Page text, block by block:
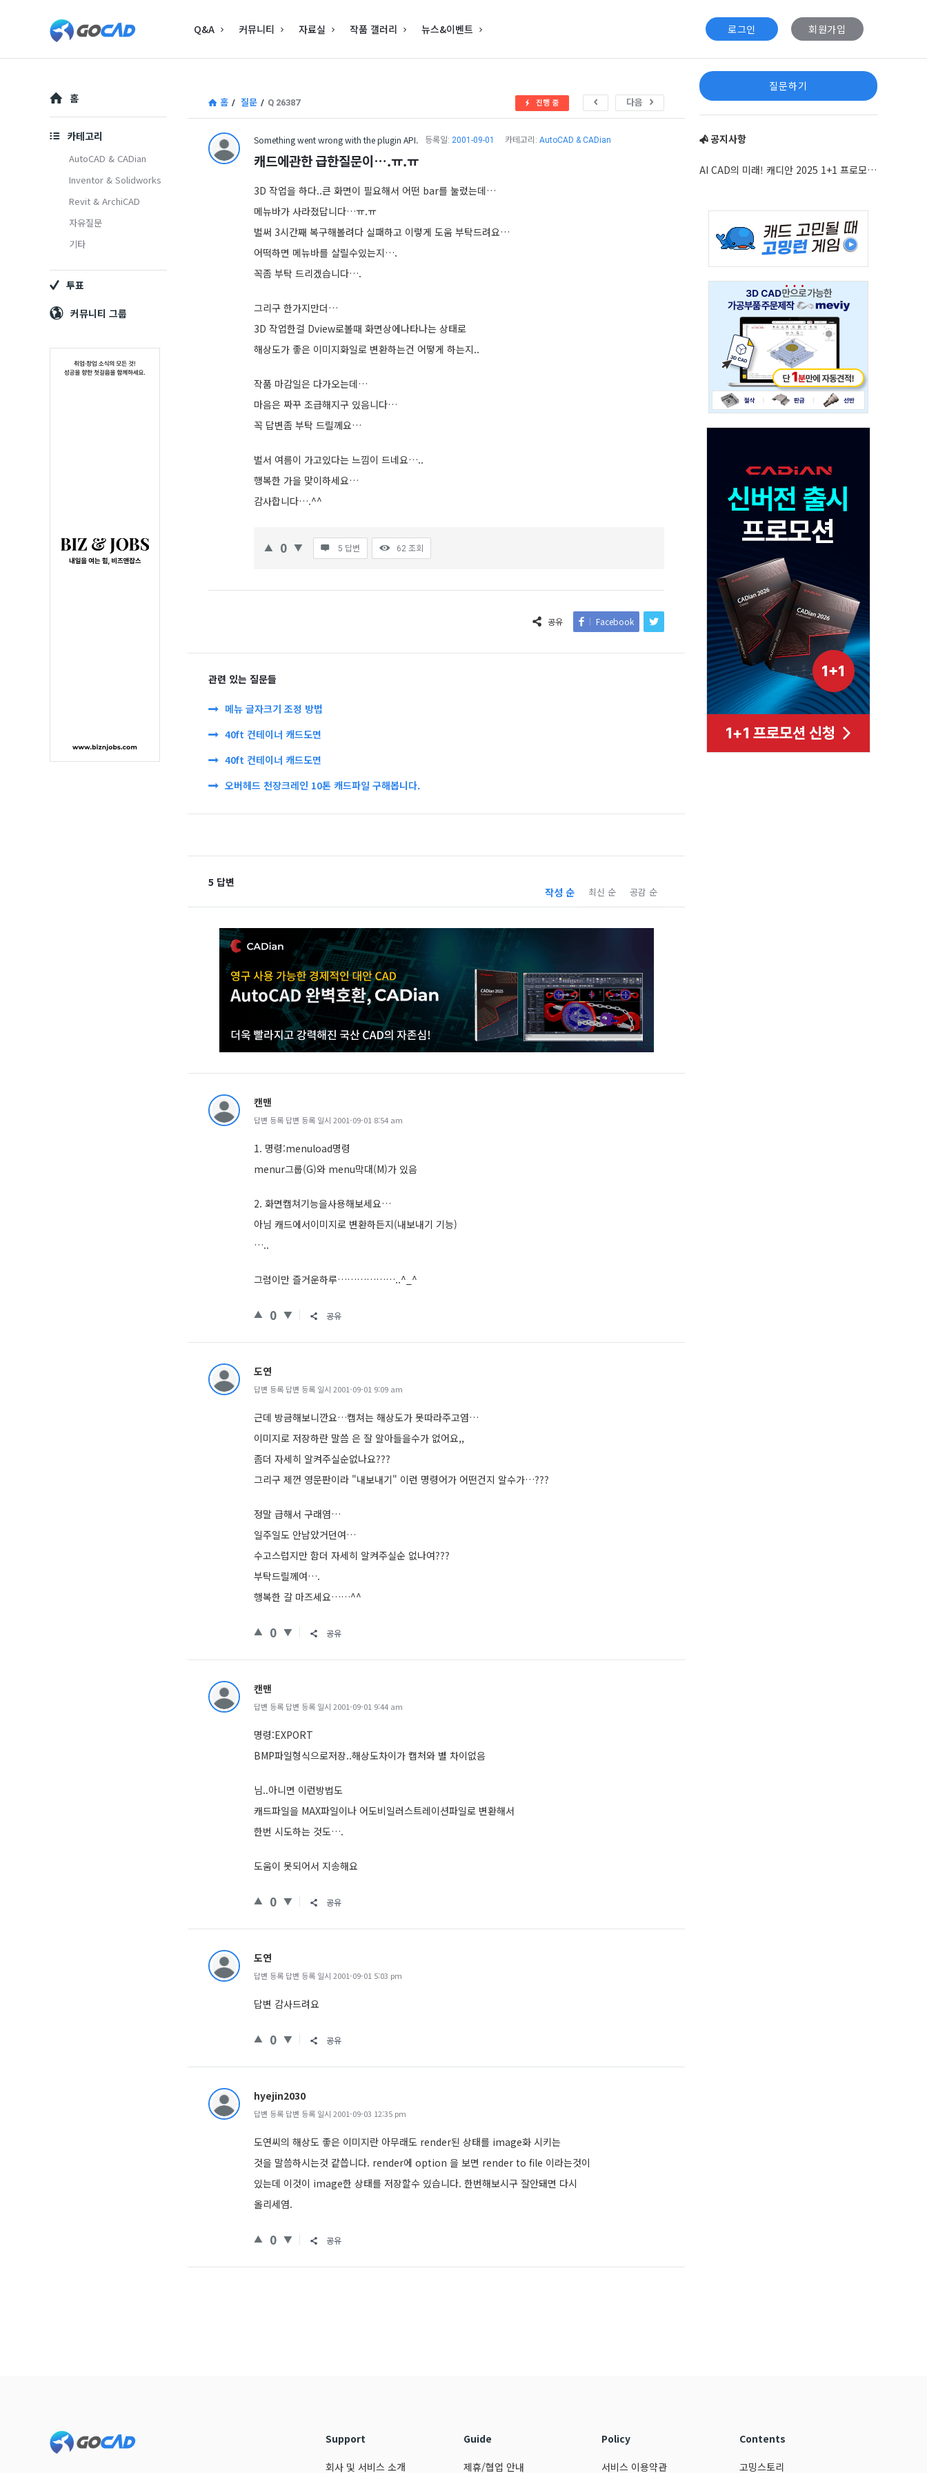
로그인 회원가입
캐
–
캐
(CAD)
중
심
캐
드
(CAD)
Navigation
Q&A 커뮤니티 자료실 작품 갤러리 뉴스&이벤트
홈 / 질문 / Q 26387 다음
진행 중
Something went wrong with the plugin API. 등록일: 2001-09-01 카테고리: AutoCAD & CADian
캐드에관한 급한질문이….ㅠ.ㅠ
3D 작업을 하다..큰 화면이 필요해서 어떤 bar를 눌렀는데…
메뉴바가 사라졌답니다…ㅠ.ㅠ
벌써 3시간째 복구해볼려다 실패하고 이렇게 도움 부탁드려요…
어떡하면 메뉴바를 살릴수있는지….
꼭좀 부탁 드리겠습니다….
그리구 한가지만더…
3D 작업한걸 Dview로볼때 화면상에나타나는 상태로
해상도가 좋은 이미지화일로 변환하는건 어떻게 하는지..
작품 마감일은 다가오는데…
마음은 짜꾸 조급해지구 있음니다…
꼭 답변좀 부탁 드릴께요…
벌서 여름이 가고있다는 느낌이 드네요…..
행복한 가을 맞이하세요…
감사합니다….^^
0 5 답변 62 조회
공유 Facebook
관련 있는 질문들
메뉴 글자크기 조정 방법
40ft 컨테이너 캐드도면
40ft 컨테이너 캐드도면
오버헤드 천장크레인 10톤 캐드파일 구해봅니다.
5 답변
작성 순 최신 순 공감 순
캔맨
답변 등록 답변 등록 일시 2001-09-01 8:54 am
1. 명령:menuload명령
menur그룹(G)와 menu막대(M)가 있음
2. 화면캡쳐기능을사용해보세요…
아님 캐드에서이미지로 변환하든지(내보내기 기능)
…..
그럼이만 즐거운하루………………..^_^
0 공유
도연
답변 등록 답변 등록 일시 2001-09-01 9:09 am
근데 방금해보니깐요…캡쳐는 해상도가 못따라주고염…
이미지로 저장하란 말씀 은 잘 알아들을수가 없어요,,
좀더 자세히 알켜주실순없나요???
그리구 제껀 영문판이라 "내보내기" 이런 명령어가 어떤건지 알수가…???
정말 급해서 구래염…
일주일도 안남았거던여…
수고스럽지만 함더 자세히 알켜주실순 없나여???
부탁드릴께여….
행복한 갈 마즈세요……^^
0 공유
캔맨
답변 등록 답변 등록 일시 2001-09-01 9:44 am
명령:EXPORT
BMP파일형식으로저장..해상도차이가 캡처와 별 차이없음
님..아니면 이런방법도
캐드파일을 MAX파일이나 어도비일러스트레이션파일로 변환해서
한번 시도하는 것도….
도움이 못되어서 지송해요
0 공유
도연
답변 등록 답변 등록 일시 2001-09-01 5:03 pm
답변 감사드려요
0 공유
hyejin2030
답변 등록 답변 등록 일시 2001-09-03 12:35 pm
도연씨의 해상도 좋은 이미지란 아무래도 render된 상태를 image화 시키는
것을 말씀하시는것 같씁니다. render에 option 을 보면 render to file 이라는것이
있는데 이것이 image한 상태를 저장할수 있습니다. 한번해보시구 잘안돼면 다시
올리세염.
0 공유
Sidebar
질문하기
공지사항
AI CAD의 미래! 캐디안 2025 1+1 프로모션 안내
234x60
234x60
120x600
Explore
홈
카테고리
AutoCAD & CADian
Inventor & Solidworks
Revit & ArchiCAD
자유질문
기타
투표
커뮤니티 그룹
Footer Support
회사 및 서비스 소개
Guide
제휴/협업 안내
Policy
서비스 이용약관
Contents
고밍스토리